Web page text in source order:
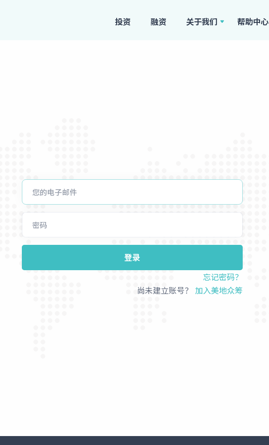
投资 融资 关于我们 帮助中心
登录
忘记密码？
尚未建立账号？ 加入美地众筹